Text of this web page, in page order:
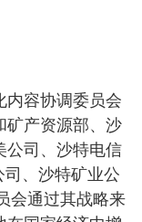
内容协调委员会
矿产资源部、沙
公司、沙特电信
司、沙特矿业公
会通过其战略来